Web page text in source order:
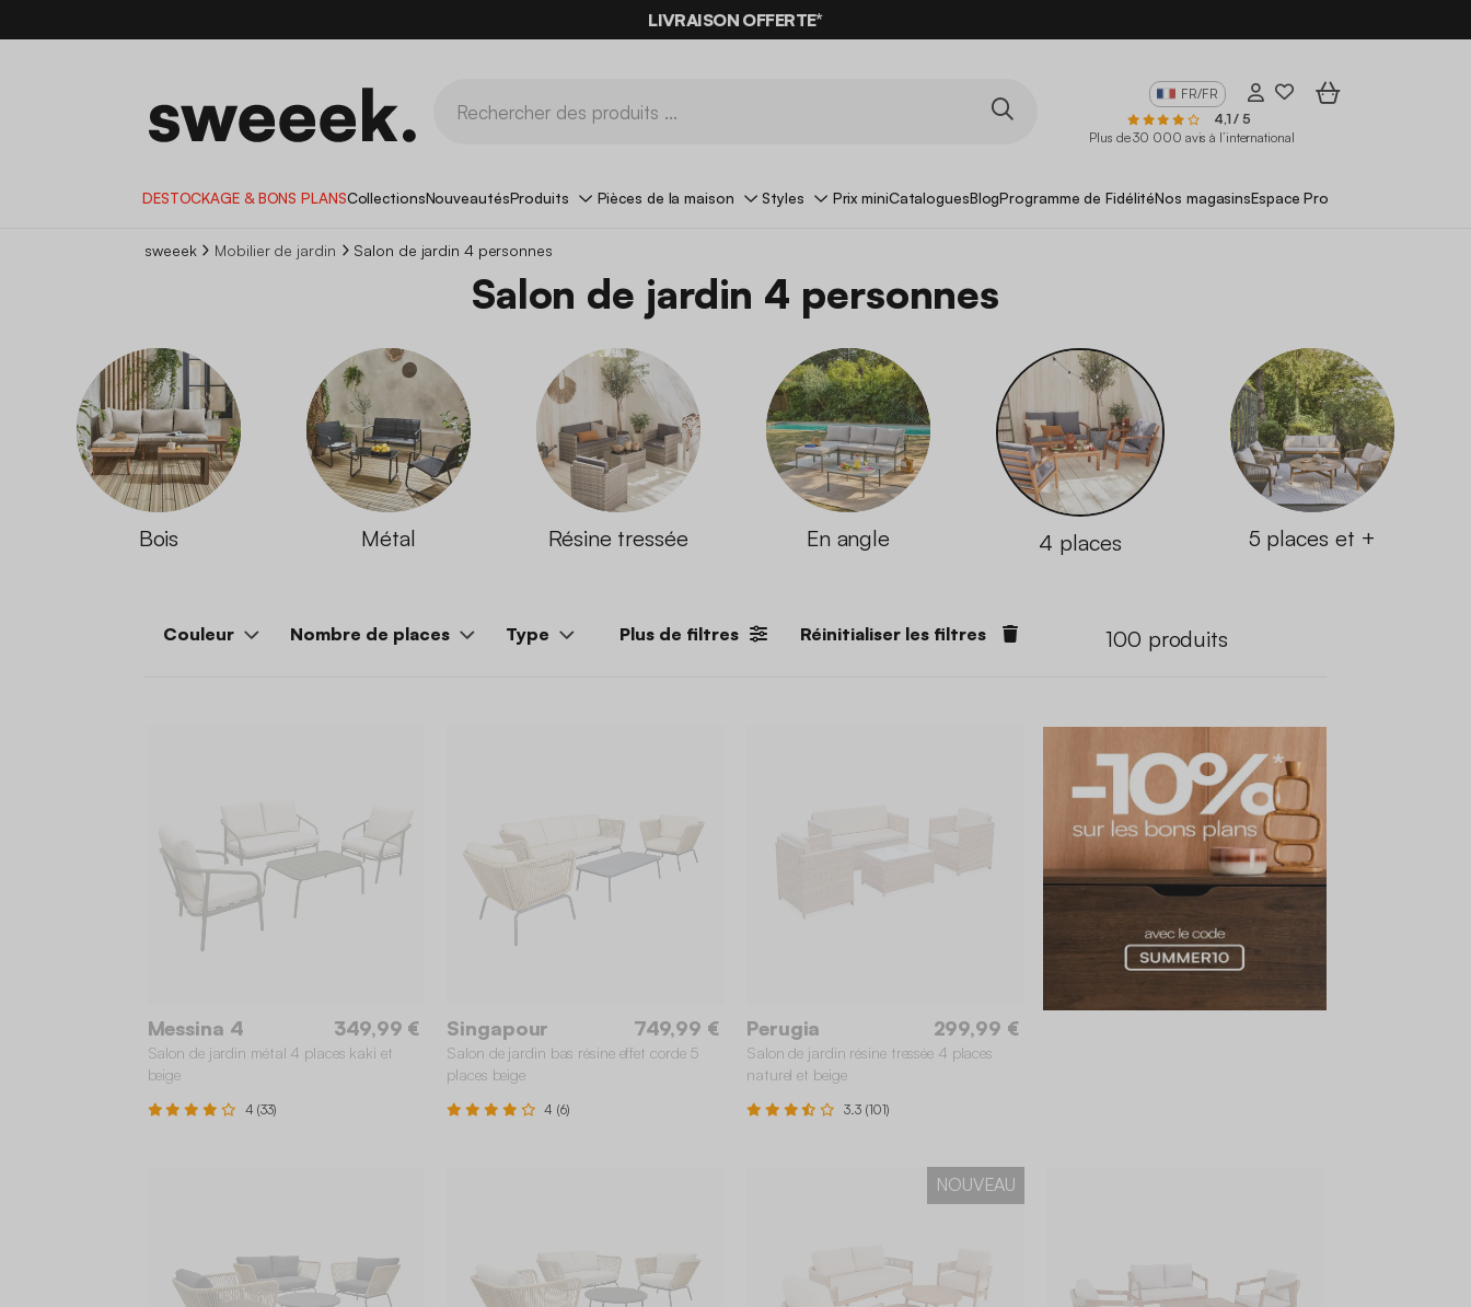
BONS PLANS* AVEC LECODE SUMMER10
LIVRAISON OFFERTE*
FR/FR
4,1 / 5
Plus de 30 000 avis à l’international
DESTOCKAGE & BONS PLANSCollectionsNouveautésProduits Pièces de la maison Styles Prix miniCataloguesBlogProgramme de FidélitéNos magasinsEspace Pro
sweeek Mobilier de jardin Salon de jardin 4 personnes
Salon de jardin 4 personnes
Bois Métal Résine tressée En angle 4 places 5 places et +
Couleur Nombre de places Type Plus de filtres Réinitialiser les filtres 100 produits
Messina 4 349,99 €
Salon de jardin métal 4 places kaki et
beige
4 (33)
Singapour 749,99 €
Salon de jardin bas résine effet corde 5
places beige
4 (6)
Perugia 299,99 €
Salon de jardin résine tressée 4 places
naturel et beige
3.3 (101)
NOUVEAU